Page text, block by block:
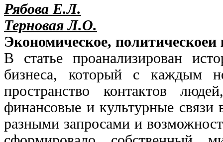
Рябова Е.Л.
Терновая Л.О.
Экономическое, политическоеи
В статье проанализирован
бизнеса, который с каждым
пространство контактов
финансовые и культурные
разными запросами и